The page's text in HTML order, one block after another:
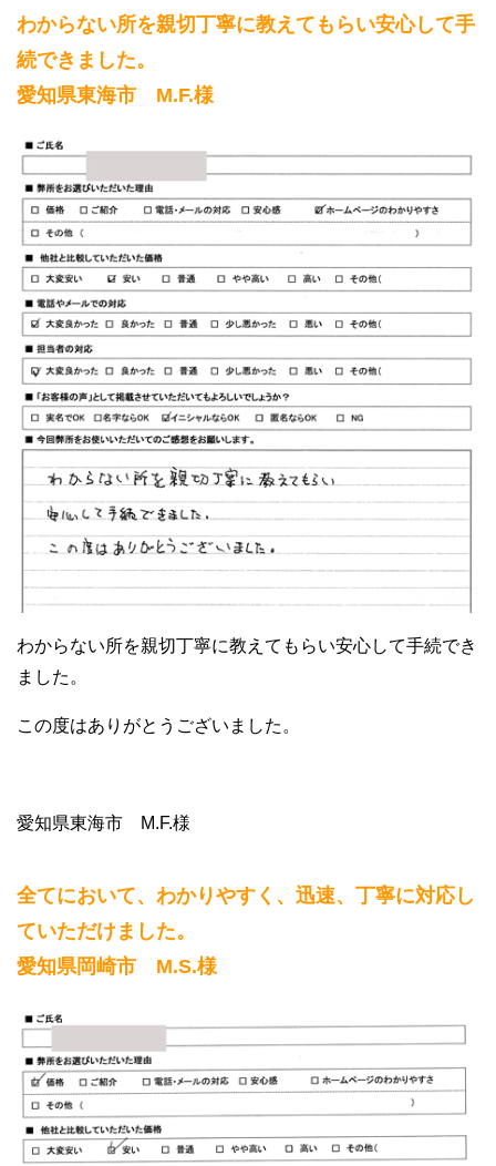
わからない所を親切丁寧に教えてもらい安心して手
続できました。
愛知県東海市 M.F.様
わからない所を親切丁寧に教えてもらい安心して手続でき
ました。
この度はありがとうございました。
愛知県東海市 M.F.様
全てにおいて、わかりやすく、迅速、丁寧に対応し
ていただけました。
愛知県岡崎市 M.S.様